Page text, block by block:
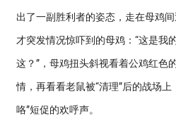
出了一副胜利者的姿态，走在母鸡
才突发情况惊吓到的母鸡：“这是我
这？”，母鸡扭头斜视看着公鸡红色
情，再看看老鼠被“清理”后的战场上
咯”短促的欢呼声。